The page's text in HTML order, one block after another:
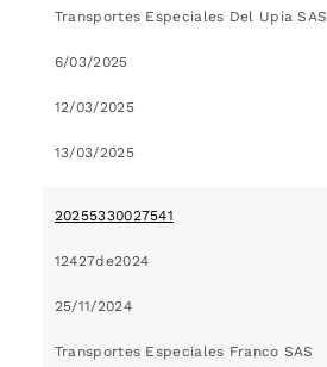
Transportes Especiales Del Upia SAS
6/03/2025
12/03/2025
13/03/2025
20255330027541
12427de2024
25/11/2024
Transportes Especiales Franco SAS